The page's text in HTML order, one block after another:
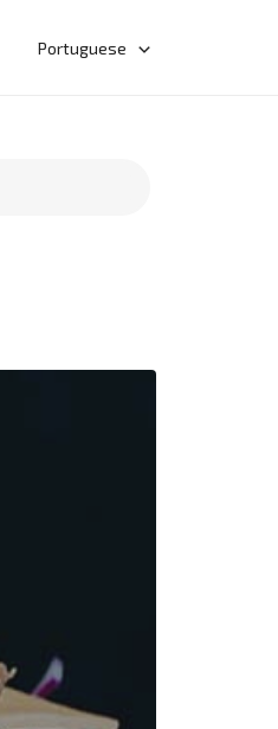
Portuguese